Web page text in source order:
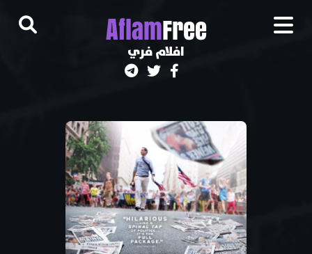
AflamFree
افلام فري